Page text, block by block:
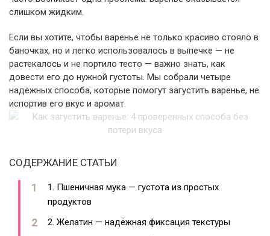
слишком жидким.
Если вы хотите, чтобы варенье не только красиво стояло в
баночках, но и легко использовалось в выпечке — не
растекалось и не портило тесто — важно знать, как
довести его до нужной густоты. Мы собрали четыре
надёжных способа, которые помогут загустить варенье, не
испортив его вкус и аромат.
СОДЕРЖАНИЕ СТАТЬИ
1. Пшеничная мука — густота из простых
продуктов
2. Желатин — надёжная фиксация текстуры